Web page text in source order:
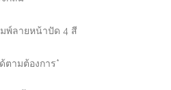
พ์ลายหน้าปัด 4 สี
ตามต้องการ*